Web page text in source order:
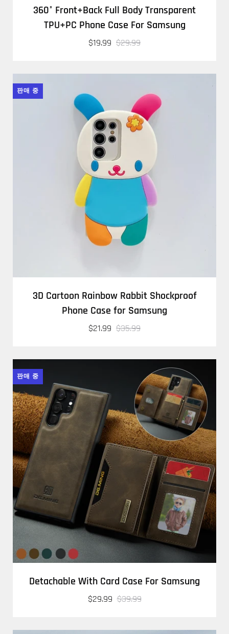
360° Front+Back Full Body Transparent
TPU+PC Phone Case For Samsung
$19.99 $29.99
판매 중
3D Cartoon Rainbow Rabbit Shockproof
Phone Case for Samsung
$21.99 $35.99
판매 중
Detachable With Card Case For Samsung
$29.99 $39.99